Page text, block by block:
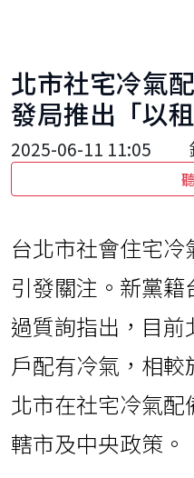
北市社宅冷氣
發局推出「以
2025-06-11 11:05 鉅
台北市社會住宅冷
引發關注。新黨
過質詢指出，目
戶配有冷氣，相
北市在社宅冷氣
轄市及中央政策。